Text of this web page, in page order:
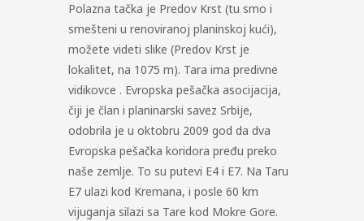
Polazna tačka je Predov Krst (tu smo i
smešteni u renoviranoj planinskoj kući),
možete videti slike (Predov Krst je
lokalitet, na 1075 m). Tara ima predivne
vidikovce . Evropska pešačka asocijacija,
čiji je član i planinarski savez Srbije,
odobrila je u oktobru 2009 god da dva
Evropska pešačka koridora pređu preko
naše zemlje. To su putevi E4 i E7. Na Taru
E7 ulazi kod Kremana, i posle 60 km
vijuganja silazi sa Tare kod Mokre Gore.